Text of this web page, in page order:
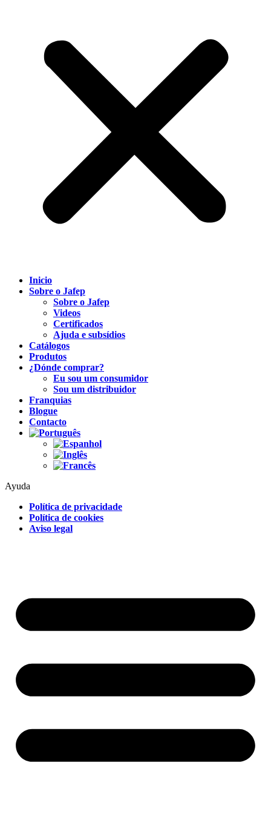
Inicio
Sobre o Jafep
Sobre o Jafep
Videos
Certificados
Ajuda e subsídios
Catálogos
Produtos
¿Dónde comprar?
Eu sou um consumidor
Sou um distribuidor
Franquias
Blogue
Contacto
Ayuda
Política de privacidade
Política de cookies
Aviso legal